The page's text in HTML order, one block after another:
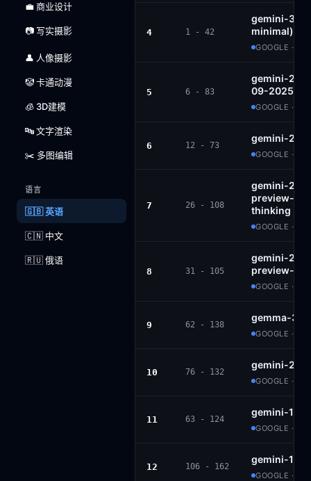
💼 商业设计
📷 写实摄影
👤 人像摄影
🤡 卡通动漫
🧊 3D建模
🔤 文字渲染
✂️ 多图编辑
语言
🇬🇧 英语
🇨🇳 中文
🇷🇺 俄语
4 1 - 42
gemini-3-
minimal)
GOOGLE ·
5 6 - 83
gemini-
09-2025
GOOGLE ·
6 12 - 73
gemini-2.5-
GOOGLE ·
7 26 - 108
gemini-
preview-
thinking
GOOGLE ·
8 31 - 105
gemini-
preview-
GOOGLE ·
9 62 - 138
gemma-3-
GOOGLE ·
10 76 - 132
gemini-2.0-
GOOGLE ·
11 63 - 124
gemini-1.5-
GOOGLE ·
12 106 - 162
gemini-1.5-
GOOGLE ·